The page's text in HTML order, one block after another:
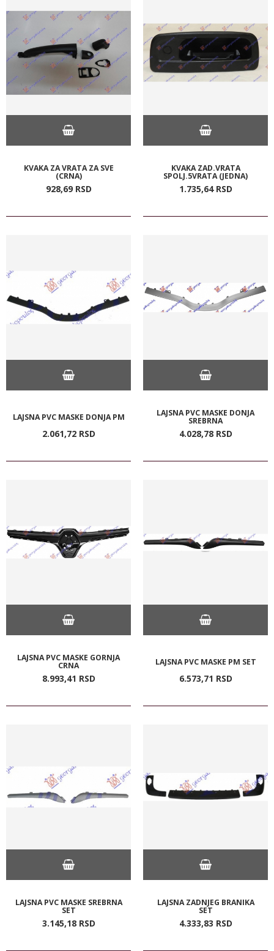
KVAKA ZA VRATA ZA SVE
(CRNA)
928,69 RSD
KVAKA ZAD.VRATA
SPOLJ.5VRATA (JEDNA)
1.735,64 RSD
LAJSNA PVC MASKE DONJA PM
2.061,72 RSD
LAJSNA PVC MASKE DONJA
SREBRNA
4.028,78 RSD
LAJSNA PVC MASKE GORNJA
CRNA
8.993,41 RSD
LAJSNA PVC MASKE PM SET
6.573,71 RSD
LAJSNA PVC MASKE SREBRNA
SET
3.145,18 RSD
LAJSNA ZADNJEG BRANIKA
SET
4.333,83 RSD